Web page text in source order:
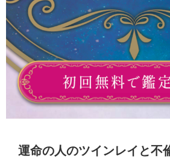
運命の人のツインレイと不